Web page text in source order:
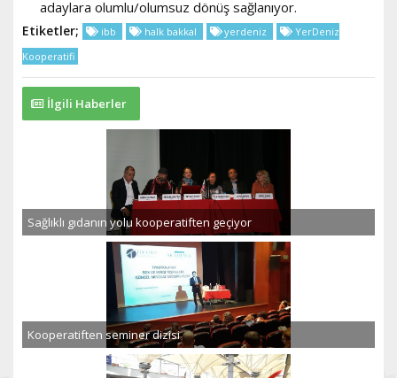
adaylara olumlu/olumsuz dönüş sağlanıyor.
Etiketler; ibb halk bakkal yerdeniz
YerDeniz
Kooperatifi
İlgili Haberler
Sağlıklı gıdanın yolu kooperatiften geçiyor
Kooperatiften seminer dizisi